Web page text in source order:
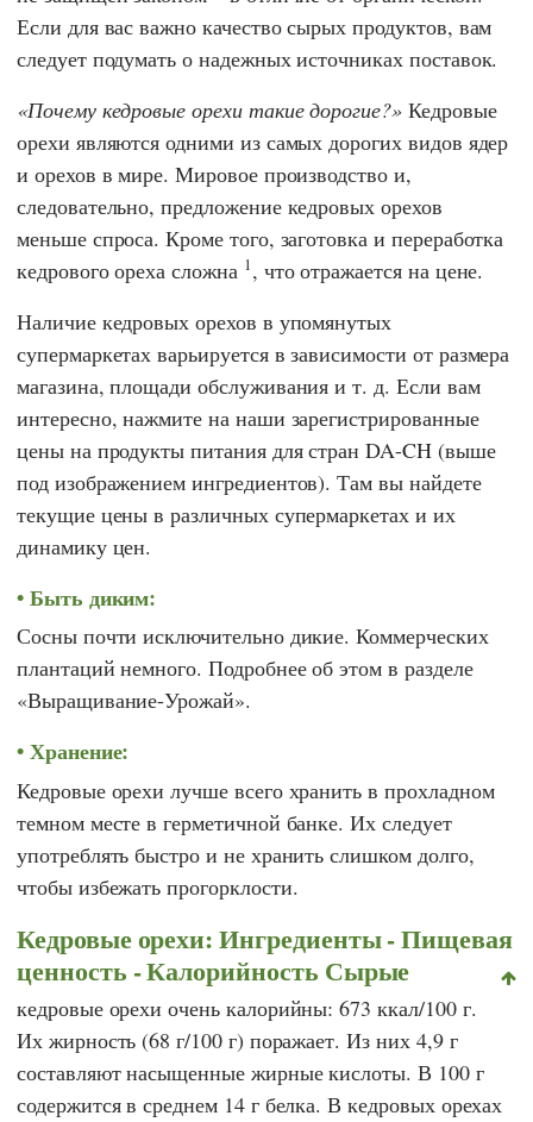
Если для вас важно качество сырых продуктов, вам
следует подумать о надежных источниках поставок.
Почему кедровые орехи такие дорогие? Кедровые
орехи являются одними из самых дорогих видов ядер
и орехов в мире. Мировое производство и,
следовательно, предложение кедровых орехов
меньше спроса. Кроме того, заготовка и переработка
кедрового ореха сложна 1, что отражается на цене.
Наличие кедровых орехов в упомянутых
супермаркетах варьируется в зависимости от размера
магазина, площади обслуживания и т. д. Если вам
интересно, нажмите на наши зарегистрированные
цены на продукты питания для стран DA-CH (выше
под изображением ингредиентов). Там вы найдете
текущие цены в различных супермаркетах и их
динамику цен.
Быть диким:
Сосны почти исключительно дикие. Коммерческих
плантаций немного. Подробнее об этом в разделе
«Выращивание-Урожай».
Хранение:
Кедровые орехи лучше всего хранить в прохладном
темном месте в герметичной банке. Их следует
употреблять быстро и не хранить слишком долго,
чтобы избежать прогорклости.
Кедровые орехи: Ингредиенты - Пищевая
ценность - Калорийность Сырые
кедровые орехи очень калорийны: 673 ккал/100 г.
Их жирность (68 г/100 г) поражает. Из них 4,9 г
составляют насыщенные жирные кислоты. В 100 г
содержится в среднем 14 г белка. В кедровых орехах